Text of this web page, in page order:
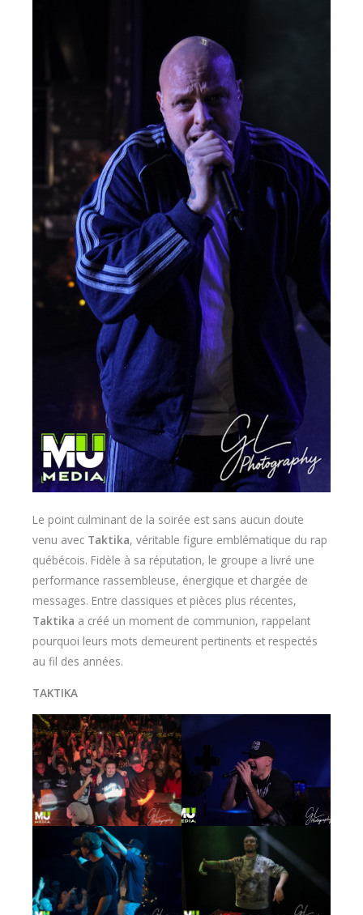
Le point culminant de la soirée est sans aucun doute
venu avec Taktika, véritable figure emblématique du rap
québécois. Fidèle à sa réputation, le groupe a livré une
performance rassembleuse, énergique et chargée de
messages. Entre classiques et pièces plus récentes,
Taktika a créé un moment de communion, rappelant
pourquoi leurs mots demeurent pertinents et respectés
au fil des années.
TAKTIKA